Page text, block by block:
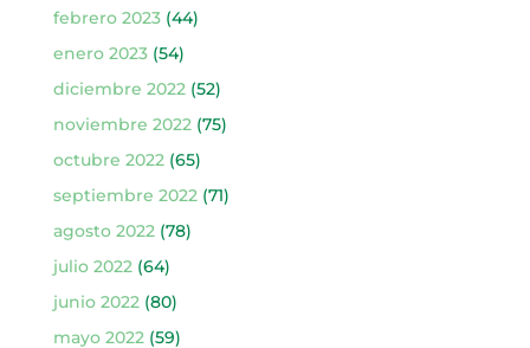
febrero 2023(44)
enero 2023(54)
diciembre 2022(52)
noviembre 2022(75)
octubre 2022(65)
septiembre 2022(71)
agosto 2022(78)
julio 2022(64)
junio 2022(80)
mayo 2022(59)